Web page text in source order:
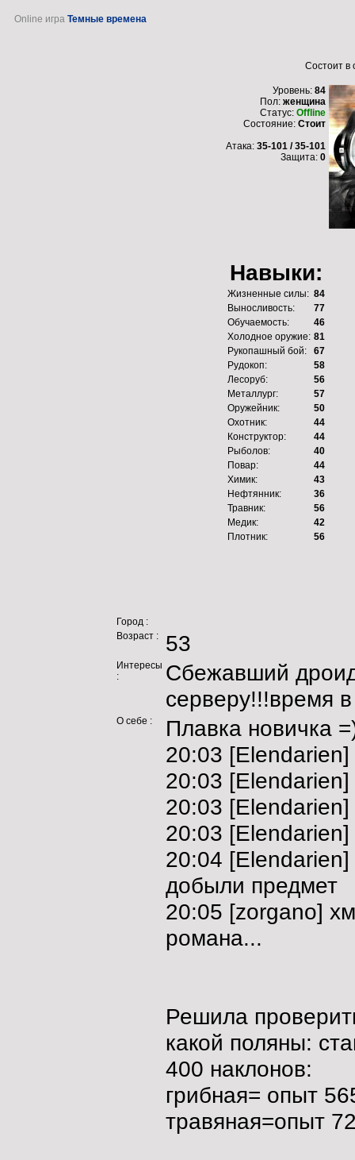
Online игра Темные времена
Состоит в
Уровень: 84
Пол: женщина
Статус: Offline
Состояние: Стоит
Атака: 35-101 / 35-101
Защита: 0
Навыки:
Жизненные силы: 84
Выносливость:
77
Обучаемость:
46
Холодное оружие: 81
Рукопашный бой:
67
Рудокоп:
58
Лесоруб:
56
Металлург:
57
Оружейник:
50
Охотник:
44
Конструктор:
44
Рыболов:
40
Повар:
44
Химик:
43
Нефтянник:
36
Травник:
56
Медик:
42
Плотник:
56
Город :
Возраст :
53
Интересы
:
Cбежавший
серверу!!!время
О себе :
Плавка новичка
20:03
20:03
20:03
20:03
20:04
добыли предмет
20:05 [zorgano]
романа...
Решила
какой поляны:
400 наклонов:
грибная= опыт
травяная=опыт